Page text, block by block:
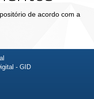
de acordo com a
- GID